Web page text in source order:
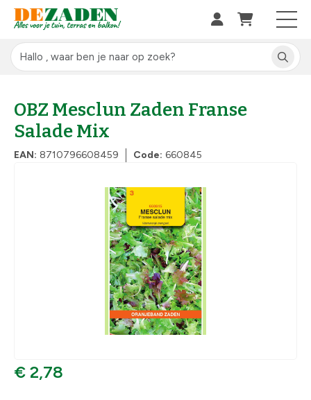
OBZ Mesclun Zaden Franse
Salade Mix
EAN: 8710796608459 Code: 660845
€ 2,78